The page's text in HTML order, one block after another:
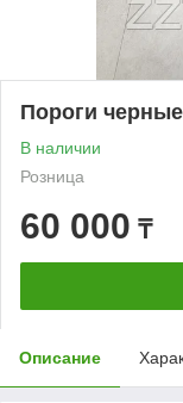
Пороги
В наличии
Розница
60 000 ₸
Описание